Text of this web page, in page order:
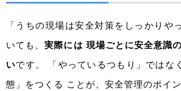
「うちの現場は安全対策をしっかりや
いても、実際には 現場ごとに安全意識
いです。 「やっているつもり」ではな
態」をつくる ことが、安全管理のポイン